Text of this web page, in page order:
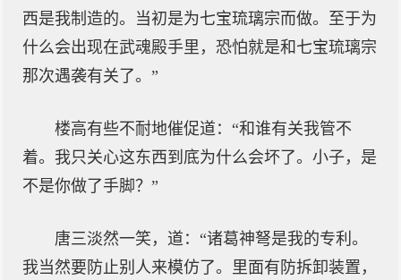
西是我制造的。当初是为七宝琉璃宗而做。至于为
什么会出现在武魂殿手里，恐怕就是和七宝琉璃宗
那次遇袭有关了。”
楼高有些不耐地催促道：“和谁有关我管不
着。我只关心这东西到底为什么会坏了。小子，是
不是你做了手脚？”
唐三淡然一笑，道：“诸葛神弩是我的专利。
我当然要防止别人来模仿了。里面有防拆卸装置，